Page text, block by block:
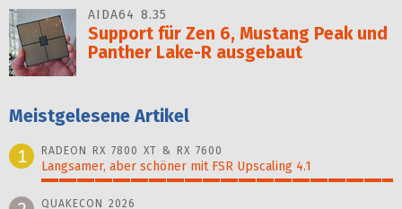
AIDA64 8.35
Support für Zen 6, Mustang Peak und
Panther Lake-R ausgebaut
Meistgelesene Artikel
1
RADEON RX 7800 XT & RX 7600
Langsamer, aber schöner mit FSR Upscaling 4.1
QUAKECON 2026